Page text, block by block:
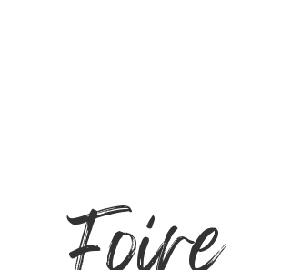
Foire